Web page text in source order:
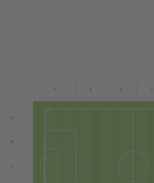
C
D
E
F
A
B
C